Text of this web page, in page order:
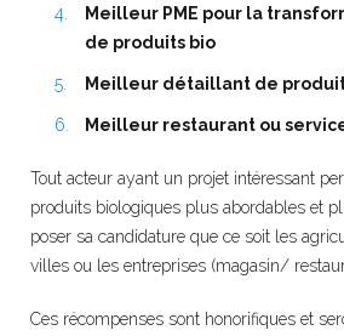
Meilleur PME pour la
de produits bio
Meilleur détaillant de
Meilleur restaurant ou
Tout acteur ayant un projet intéressant
produits biologiques plus abordables et
poser sa candidature que ce soit les
villes ou les entreprises (magasin/
Ces récompenses sont honorifiques et